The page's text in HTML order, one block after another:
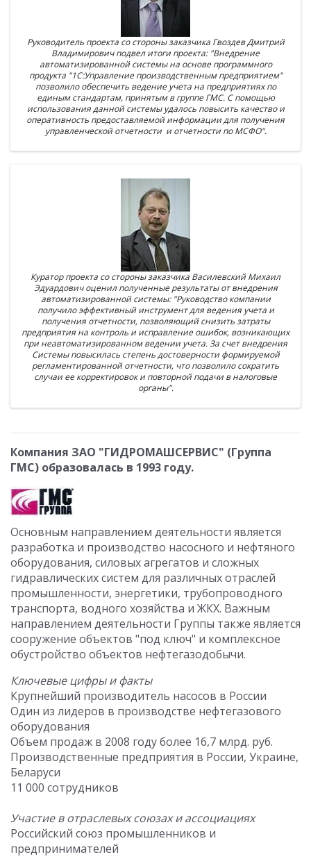
Руководитель проекта со стороны заказчика Гвоздев Дмитрий
Владимирович подвел итоги проекта: "Внедрение
автоматизированной системы на основе программного
продукта "1С:Управление производственным предприятием"
позволило обеспечить ведение учета на предприятиях по
единым стандартам, принятым в группе ГМС. С помощью
использования данной системы удалось повысить качество и
оперативность предоставляемой информации для получения
управленческой отчетности и отчетности по МСФО".
Куратор проекта со стороны заказчика Василевский Михаил
Эдуардович оценил полученные результаты от внедрения
автоматизированной системы: "Руководство компании
получило эффективный инструмент для ведения учета и
получения отчетности, позволяющий снизить затраты
предприятия на контроль и исправление ошибок, возникающих
при неавтоматизированном ведении учета. За счет внедрения
Системы повысилась степень достоверности формируемой
регламентированной отчетности, что позволило сократить
случаи ее корректировок и повторной подачи в налоговые
органы".
Компания ЗАО "ГИДРОМАШСЕРВИС" (Группа
ГМС) образовалась в 1993 году.
Основным направлением деятельности является
разработка и производство насосного и нефтяного
оборудования, силовых агрегатов и сложных
гидравлических систем для различных отраслей
промышленности, энергетики, трубопроводного
транспорта, водного хозяйства и ЖКХ. Важным
направлением деятельности Группы также является
сооружение объектов "под ключ" и комплексное
обустройство объектов нефтегазодобычи.
Ключевые цифры и факты
Крупнейший производитель насосов в России
Один из лидеров в производстве нефтегазового
оборудования
Объем продаж в 2008 году более 16,7 млрд. руб.
Производственные предприятия в России, Украине,
Беларуси
11 000 сотрудников
Участие в отраслевых союзах и ассоциациях
Российский союз промышленников и
предпринимателей